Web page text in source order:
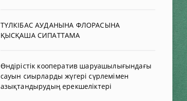
ТҮЛКІБАС АУДАНЫНА ФЛОРАСЫНА
ҚЫСҚАША СИПАТТАМА
Өндірістік кооператив шаруашылығындағы
сауын сиырларды жүгері сүрлемімен
азықтандырудың ерекшеліктері